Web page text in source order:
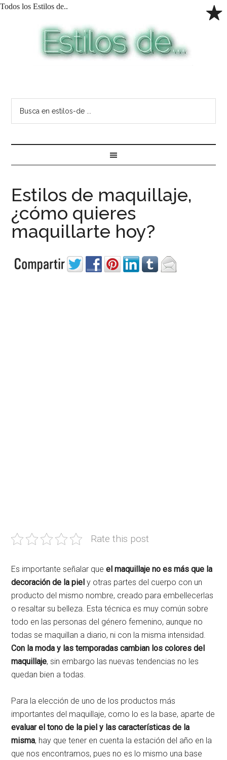
Estilos de maquillaje,
¿cómo quieres
maquillarte hoy?
Rate this post
Es importante señalar queel maquillaje no es más que la
decoración de la piel y otras partes del cuerpo con un
producto del mismo nombre, creado para embellecerlas
o resaltar su belleza. Esta técnica es muy común sobre
todo en las personas del género femenino, aunque no
todas se maquillan a diario, ni con la misma intensidad.
Con la moda y las temporadas cambian los colores del
maquillaje, sin embargo las nuevas tendencias no les
quedan bien a todas.
Para la elección de uno de los productos más
importantes del maquillaje, como lo es la base, aparte de
evaluar el tono de la piel y las características de la
misma, hay que tener en cuenta la estación del año en la
que nos encontramos, pues no es lo mismo una base
Todos los Estilos de..